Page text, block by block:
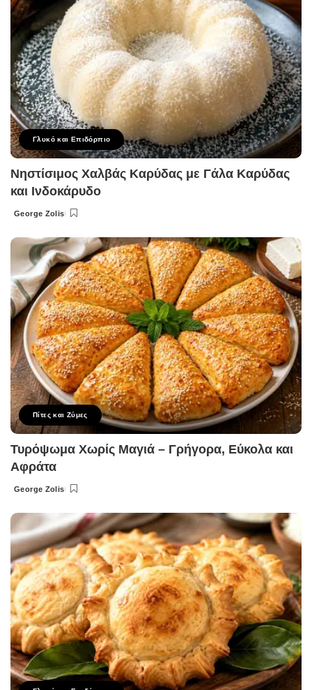
Γλυκό και Επιδόρπιο
Νηστίσιμος Χαλβάς Καρύδας με Γάλα Καρύδας
και Ινδοκάρυδο
Posted
George Zolis
Πίτες και Ζύμες
Τυρόψωμα Χωρίς Μαγιά – Γρήγορα, Εύκολα και
Αφράτα
Posted
George Zolis